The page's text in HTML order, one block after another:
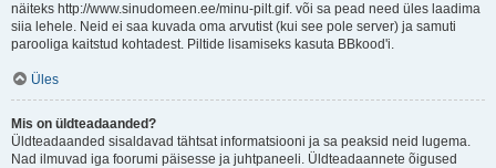
näiteks http://www.sinudomeen.ee/minu-pilt.gif. või sa pead need üles laadima
siia lehele. Neid ei saa kuvada oma arvutist (kui see pole server) ja samuti
parooliga kaitstud kohtadest. Piltide lisamiseks kasuta BBkood'i.
Üles
Mis on üldteadaanded?
Üldteadaanded sisaldavad tähtsat informatsiooni ja sa peaksid neid lugema.
Nad ilmuvad iga foorumi päisesse ja juhtpaneeli. Üldteadaannete õigused